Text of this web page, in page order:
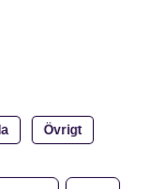
Övrigt